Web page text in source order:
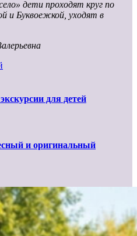
дети проходят круг по
и Буквоежкой, уходят в
для детей
и оригинальный